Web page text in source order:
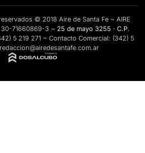
© 2018 Aire de Santa Fe ~ AIRE
30-71660869-3 ~ 25 de mayo 3255 · C.P.
5 219 271 ~ Contacto Comercial: (342) 5
redaccion@airedesantafe.com.ar